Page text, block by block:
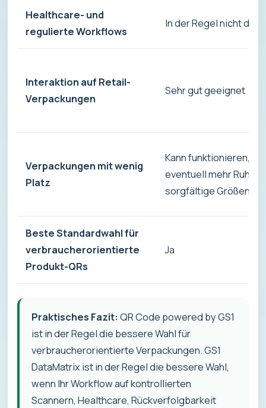
Healthcare- und
regulierte Workflows
In der Regel nicht die
Interaktion auf Retail-
Verpackungen
Sehr gut geeignet
Verpackungen mit wenig
Platz
Kann funktionieren,
eventuell mehr
sorgfältige
Beste Standardwahl für
verbraucherorientierte
Produkt-QRs
Ja
Praktisches Fazit: QR Code powered by GS1
ist in der Regel die bessere Wahl für
verbraucherorientierte Verpackungen. GS1
DataMatrix ist in der Regel die bessere Wahl,
wenn Ihr Workflow auf kontrollierten
Scannern, Healthcare, Rückverfolgbarkeit